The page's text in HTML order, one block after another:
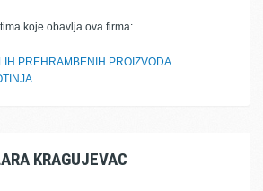
koje obavlja ova firma:
PREHRAMBENIH PROIZVODA
KRAGUJEVAC